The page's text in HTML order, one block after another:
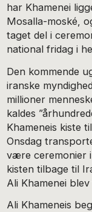
har Khamenei
Mosalla-moské,
taget del i
national fridag i
Den kommende
iranske
millioner
kaldes
Khameneis kiste
Onsdag
være ceremonier
kisten tilbage til
Ali Khamenei
Ali Khameneis